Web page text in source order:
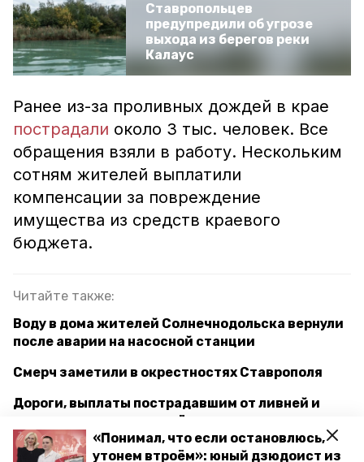
«Понимал, что если остановлюсь,
утонем втроём»: юный дзюдоист из
Ставропольцев
предупредили об угрозе
выхода из берегов реки
Калаус
Ранее из-за проливных дождей в крае
пострадали около 3 тыс. человек. Все
обращения взяли в работу. Нескольким
сотням жителей выплатили
компенсации за повреждение
имущества из средств краевого
бюджета.
Читайте также:
Воду в дома жителей Солнечнодольска вернули
после аварии на насосной станции
Смерч заметили в окрестностях Ставрополя
Дороги, выплаты пострадавшим от ливней и
поддержка военных: о чём спрашивали
губернатора Ставрополья на прямой линии